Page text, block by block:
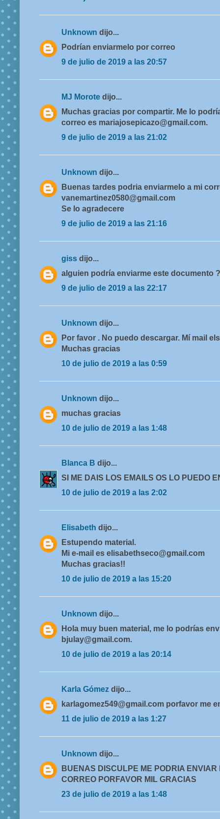
Unknown dijo...
Podrían enviarmelo por correo
9 de julio de 2019 a las 20:57
MJ Morote dijo...
Muchas gracias por compartir. Me lo
correo es mariajosepicazo@gmail.com.
9 de julio de 2019 a las 21:02
Unknown dijo...
Buenas tardes podria enviarmelo a mi
vanemartinez0580@gmail.com
Se lo agradecere
9 de julio de 2019 a las 21:16
giss dijo...
alguien podría enviarme este documento ?
9 de julio de 2019 a las 22:17
Unknown dijo...
Por favor . No puedo descargar. Mí mail
Muchas gracias
10 de julio de 2019 a las 0:59
Unknown dijo...
muchas gracias
10 de julio de 2019 a las 1:48
Blanca B dijo...
SI ME DAIS LOS EMAILS OS LO PUEDO
10 de julio de 2019 a las 2:02
Elisabeth dijo...
Estupendo material.
Mi e-mail es elisabethseco@gmail.com
Muchas gracias!!
10 de julio de 2019 a las 15:20
Unknown dijo...
Hola muy buen material, me lo podrías
bjulay@gmail.com.
10 de julio de 2019 a las 20:14
Karla Gómez dijo...
karlagomez549@gmail.com porfavor me
11 de julio de 2019 a las 1:27
Unknown dijo...
BUENAS DISCULPE ME PODRIA ENVIAR
CORREO PORFAVOR MIL GRACIAS
23 de julio de 2019 a las 1:48